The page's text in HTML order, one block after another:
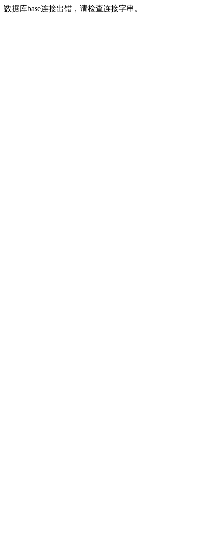
数据库base连接出错，请检查连接字串。